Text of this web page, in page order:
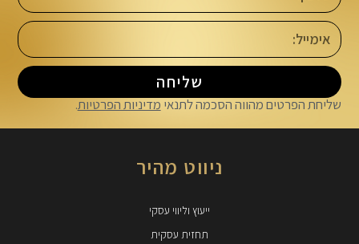
שליחה
שליחת הפרטים מהווה הסכמה לתנאי מדיניות הפרטיות.
ניווט מהיר
ייעוץ וליווי עסקי
תחזית עסקית